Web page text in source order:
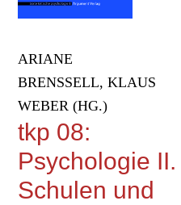
ARIANE
BRENSSELL, KLAUS
WEBER (HG.)
tkp 08:
Psychologie II.
Schulen und